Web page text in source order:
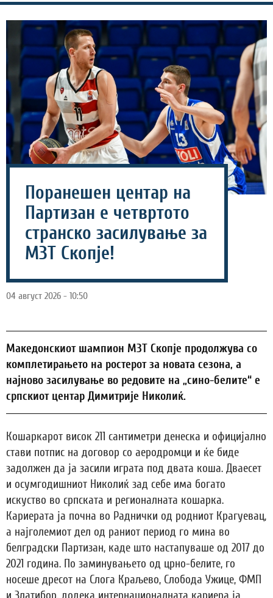
Поранешен центар на
Партизан е четвртото
странско засилување за
МЗТ Скопје!
04 август 2026 - 10:50
Македонскиот шампион МЗТ Скопје продолжува со
комплетирањето на ростерот за новата сезона, а
најново засилување во редовите на „сино-белите“ е
српскиот центар Димитрије Николиќ.
Кошаркарот висок 211 сантиметри денеска и официјално
стави потпис на договор со аеродромци и ќе биде
задолжен да ја засили играта под двата коша. Дваесет
и осумгодишниот Николиќ зад себе има богато
искуство во српската и регионалната кошарка.
Кариерата ја почна во Раднички од родниот Крагуевац,
а најголемиот дел од раниот период го мина во
белградски Партизан, каде што настапуваше од 2017 до
2021 година. По заминувањето од црно-белите, го
носеше дресот на Слога Краљево, Слобода Ужице, ФМП